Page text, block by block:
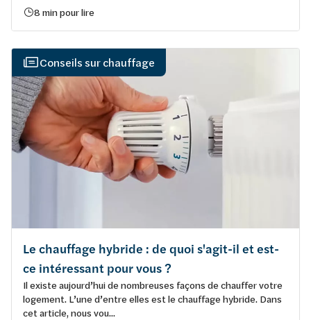
8 min pour lire
Conseils sur chauffage
Le chauffage hybride : de quoi s'agit-il et est-
ce intéressant pour vous ?
Il existe aujourd’hui de nombreuses façons de chauffer votre
logement. L’une d’entre elles est le chauffage hybride. Dans
cet article, nous vou...